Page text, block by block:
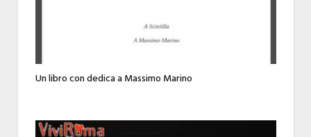
Un libro con dedica a Massimo Marino